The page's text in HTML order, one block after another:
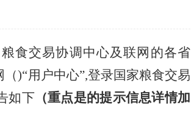
食交易协调中心及联网的各省
（)“用户中心”,登录国家粮食交易
如下（重点是的提示信息详情加